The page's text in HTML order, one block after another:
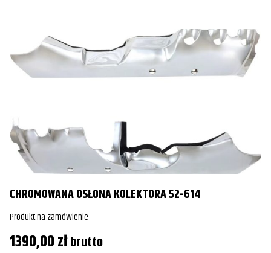
CHROMOWANA OSŁONA KOLEKTORA 52-614
Produkt na zamówienie
1390,00złbrutto